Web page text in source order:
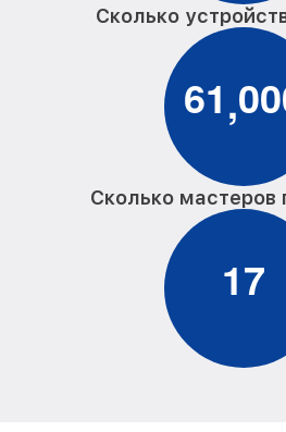
Замена верхнего противовеса
стиральной машины Haier
Ремонт или замена дозатора
средств стиральной машины Haier
Ремонт/замена датчика
стиральной машины Haier
Замена мотора стиральной машины
Замена подшипников стиральной
Замена амортизаторов стиральной
Сколько
61,00
Сколько мастеров
17